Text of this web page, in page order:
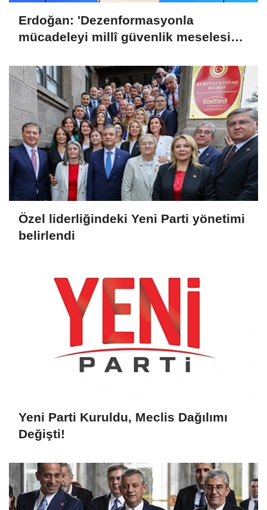
Erdoğan: 'Dezenformasyonla
mücadeleyi millî güvenlik meselesi
Özel liderliğindeki Yeni Parti yönetimi
belirlendi
Yeni Parti Kuruldu, Meclis Dağılımı
Değişti!